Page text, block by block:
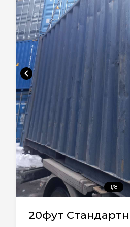
chevron_left
1/8
20фут